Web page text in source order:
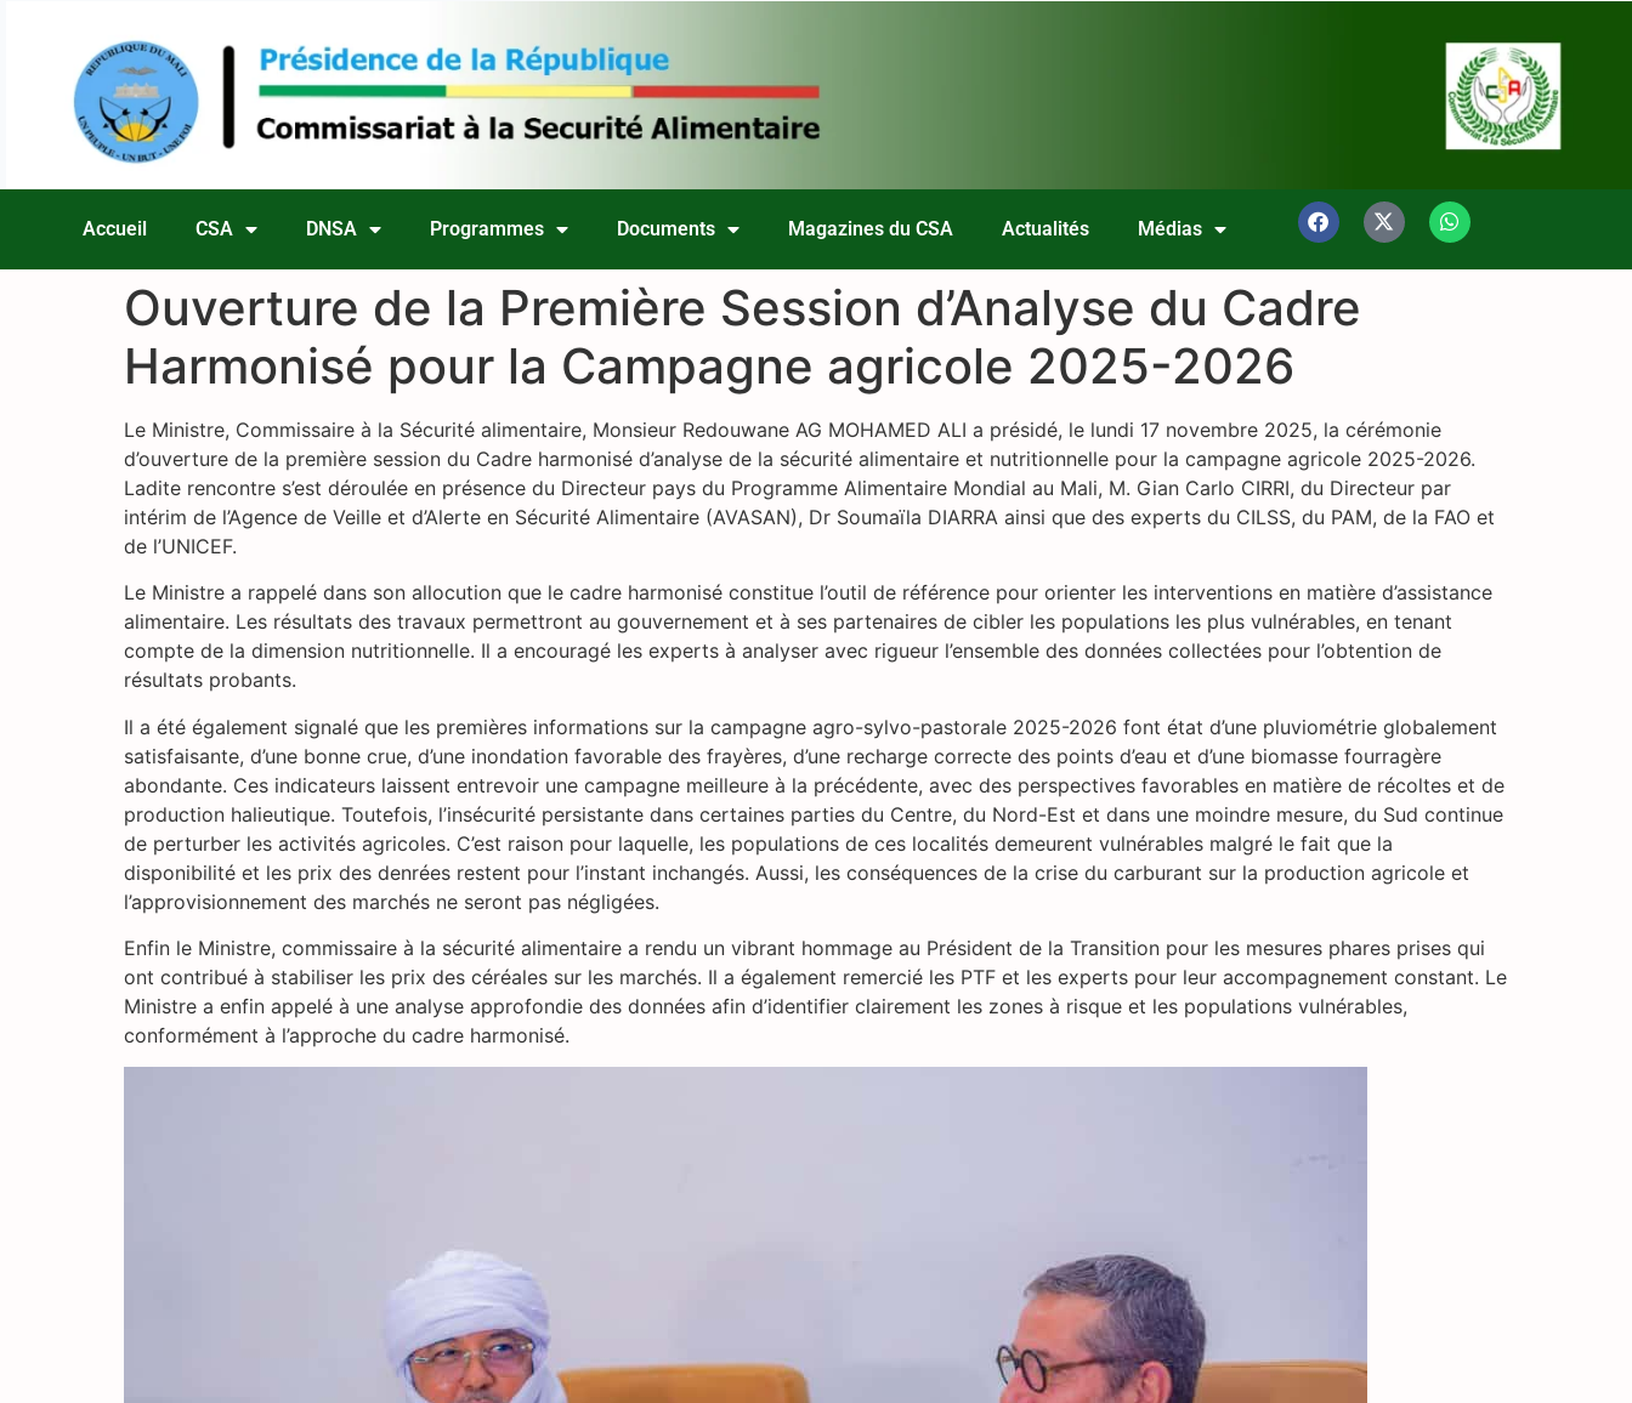
Accueil CSA DNSA Programmes Documents Magazines du CSA Actualités Médias
Ouverture de la Première Session d’Analyse du Cadre
Harmonisé pour la Campagne agricole 2025-2026
Le Ministre, Commissaire à la Sécurité alimentaire, Monsieur Redouwane AG MOHAMED ALI a présidé, le lundi 17 novembre 2025, la cérémonie
d’ouverture de la première session du Cadre harmonisé d’analyse de la sécurité alimentaire et nutritionnelle pour la campagne agricole 2025-2026.
Ladite rencontre s’est déroulée en présence du Directeur pays du Programme Alimentaire Mondial au Mali, M. Gian Carlo CIRRI, du Directeur par
intérim de l’Agence de Veille et d’Alerte en Sécurité Alimentaire (AVASAN), Dr Soumaïla DIARRA ainsi que des experts du CILSS, du PAM, de la FAO et
de l’UNICEF.
‎‎Le Ministre a rappelé dans son allocution que le cadre harmonisé constitue l’outil de référence pour orienter les interventions en matière d’assistance
alimentaire. Les résultats des travaux permettront au gouvernement et à ses partenaires de cibler les populations les plus vulnérables, en tenant
compte de la dimension nutritionnelle. Il a encouragé les experts à analyser avec rigueur l’ensemble des données collectées pour l’obtention de
résultats probants.
Il a été également signalé que les premières informations sur la campagne agro-sylvo-pastorale 2025-2026 font état d’une pluviométrie globalement
satisfaisante, d’une bonne crue, d’une inondation favorable des frayères, d’une recharge correcte des points d’eau et d’une biomasse fourragère
abondante. Ces indicateurs laissent entrevoir une campagne meilleure à la précédente, avec des perspectives favorables en matière de récoltes et de
production halieutique. ‎‎Toutefois, l’insécurité persistante dans certaines parties du Centre, du Nord-Est et dans une moindre mesure, du Sud continue
de perturber les activités agricoles. C’est raison pour laquelle, les populations de ces localités demeurent vulnérables malgré le fait que la
disponibilité et les prix des denrées restent pour l’instant inchangés. Aussi, les conséquences de la crise du carburant sur la production agricole et
l’approvisionnement des marchés ne seront pas négligées.
Enfin le Ministre, commissaire à la sécurité alimentaire a rendu un vibrant hommage au Président de la Transition pour les mesures phares prises qui
ont contribué à stabiliser les prix des céréales sur les marchés. Il a également remercié les PTF et les experts pour leur accompagnement constant. Le
Ministre a enfin appelé à une analyse approfondie des données afin d’identifier clairement les zones à risque et les populations vulnérables,
conformément à l’approche du cadre harmonisé.